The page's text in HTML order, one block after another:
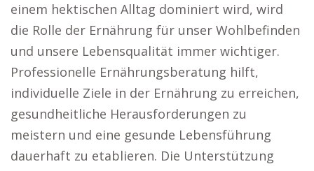
einem hektischen Alltag dominiert wird, wird
die Rolle der Ernährung für unser Wohlbefinden
und unsere Lebensqualität immer wichtiger.
Professionelle Ernährungsberatung hilft,
individuelle Ziele in der Ernährung zu erreichen,
gesundheitliche Herausforderungen zu
meistern und eine gesunde Lebensführung
dauerhaft zu etablieren. Die Unterstützung